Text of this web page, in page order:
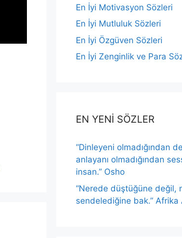
En İyi Motivasyon Sözleri
En İyi Mutluluk Sözleri
En İyi Özgüven Sözleri
En İyi Zenginlik ve Para
EN YENİ SÖZLER
“Dinleyeni olmadığından
anlayanı olmadığından
insan.” Osho
“Nerede düştüğüne değil,
sendelediğine bak.” Afrika